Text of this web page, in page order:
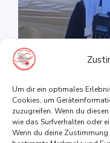
Um dir ein optimales
Cookies, um
zuzugreifen. Wenn du
wie das Surfverhalten oder
Wenn du deine